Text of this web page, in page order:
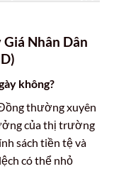
Nhân Dân
không?
thường xuyên
của thị trường
sách tiền tệ và
có thể nhỏ